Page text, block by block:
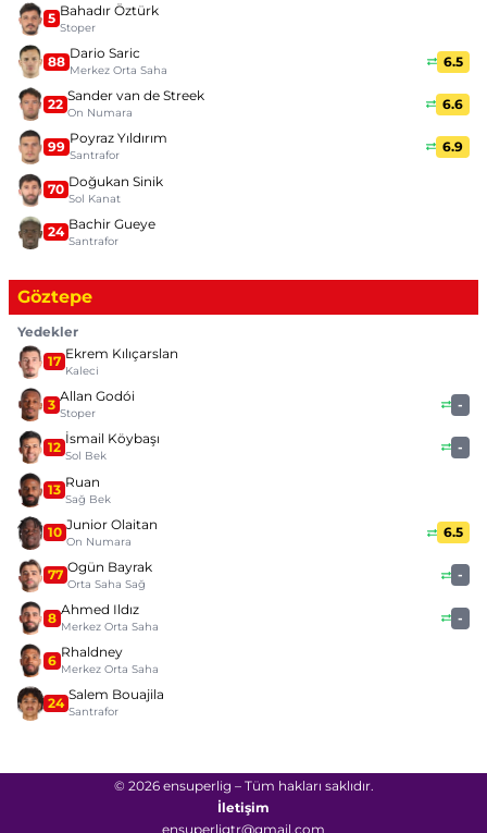
5 Bahadır Öztürk
Stoper
88 Dario Saric
Merkez Orta Saha
6.5
22 Sander van de Streek
On Numara
6.6
99 Poyraz Yıldırım
Santrafor
6.9
70 Doğukan Sinik
Sol Kanat
24 Bachir Gueye
Santrafor
Göztepe
Yedekler
17 Ekrem Kılıçarslan
Kaleci
3 Allan Godói
Stoper
-
12 İsmail Köybaşı
Sol Bek
-
13 Ruan
Sağ Bek
10 Junior Olaitan
On Numara
6.5
77 Ogün Bayrak
Orta Saha Sağ
-
8 Ahmed Ildız
Merkez Orta Saha
-
6 Rhaldney
Merkez Orta Saha
24 Salem Bouajila
Santrafor
© 2026 ensuperlig – Tüm hakları saklıdır.
İletişim
ensuperligtr@gmail.com